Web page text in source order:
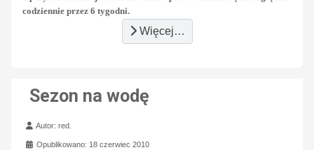
codziennie przez 6 tygodni.
Więcej…
Sezon na wodę
Szczegóły
Autor:red.
Opublikowano: 18 czerwiec 2010